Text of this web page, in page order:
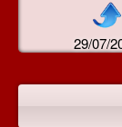
29/07/